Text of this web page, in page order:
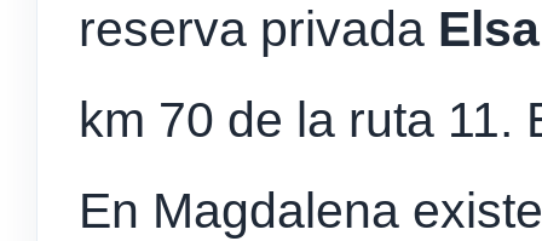
reserva privada
km 70 de la ruta 11.
En Magdalena